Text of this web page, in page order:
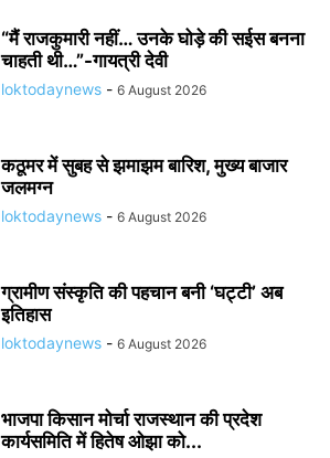
“मैं राजकुमारी नहीं… उनके घोड़े की सईस बनना
चाहती थी…”-गायत्री देवी
loktodaynews - 6 August 2026
कठूमर में सुबह से झमाझम बारिश, मुख्य बाजार
जलमग्न
loktodaynews - 6 August 2026
ग्रामीण संस्कृति की पहचान बनी ‘घट्टी’ अब
इतिहास
loktodaynews - 6 August 2026
भाजपा किसान मोर्चा राजस्थान की प्रदेश
कार्यसमिति में हितेष ओझा को...